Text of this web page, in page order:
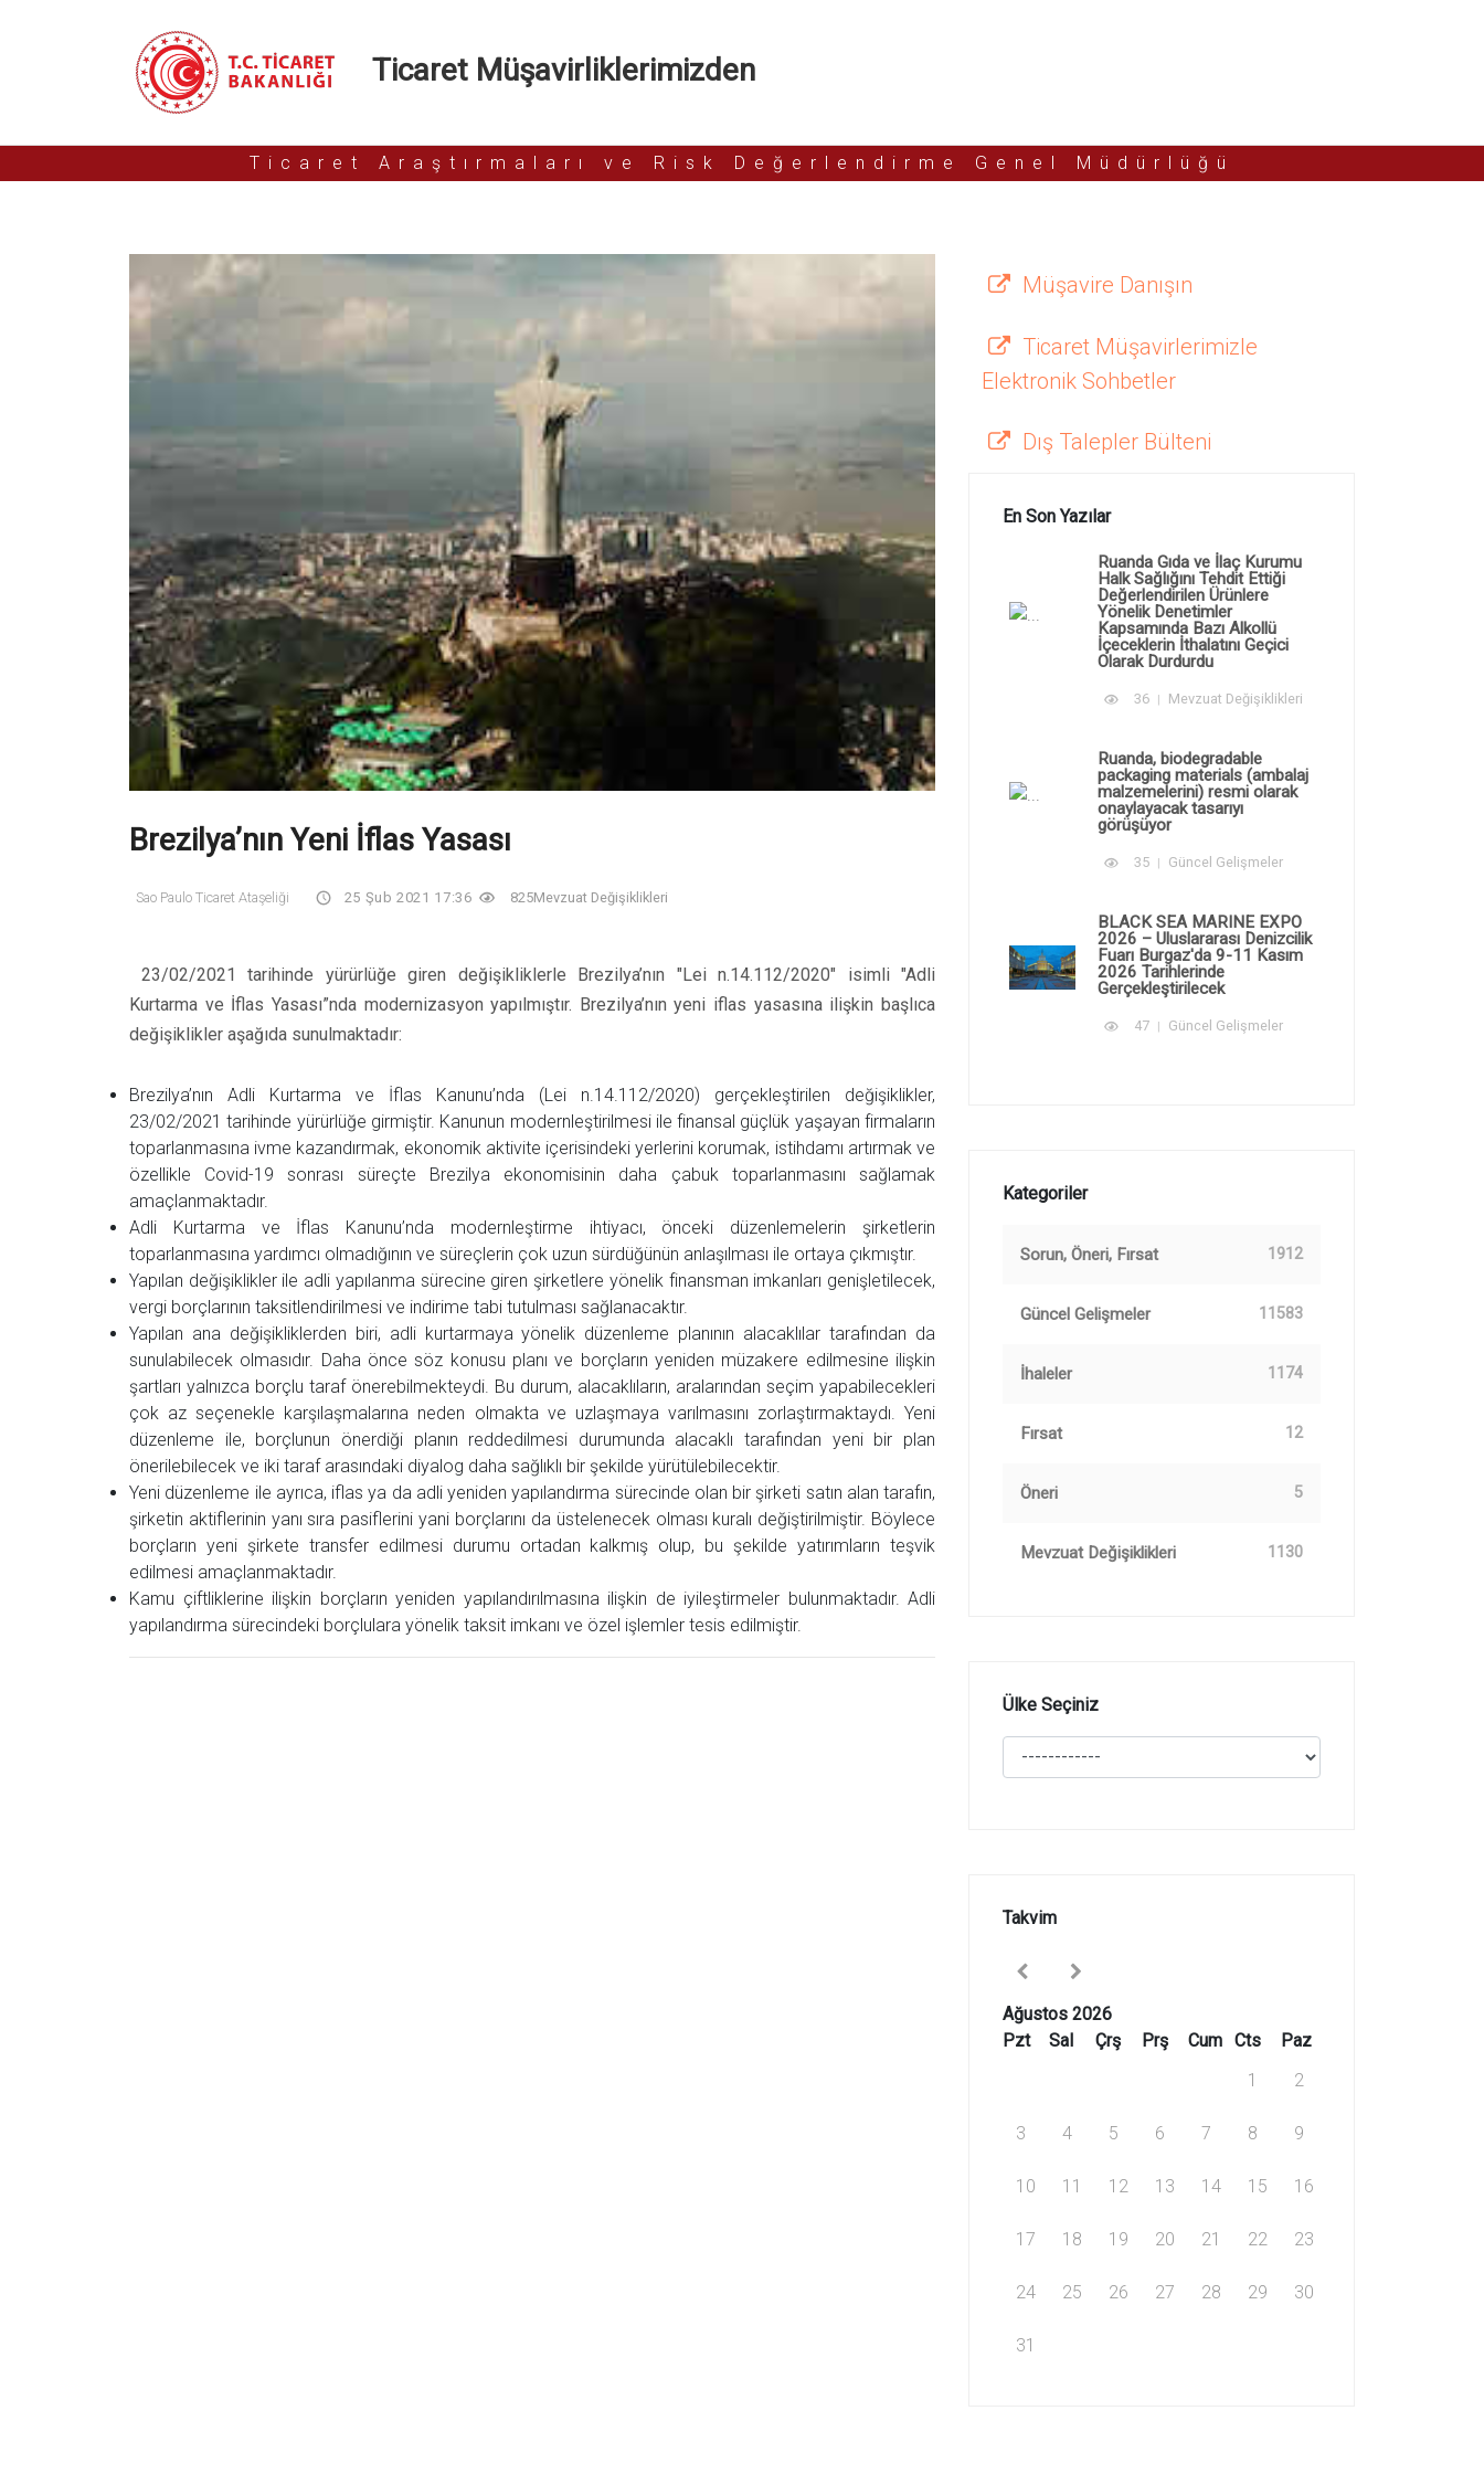
Ticaret Müşavirliklerimizden
Ticaret Araştırmaları ve Risk Değerlendirme Genel Müdürlüğü
Brezilya’nın Yeni İflas Yasası
Sao Paulo Ticaret Ataşeliği 25 Şub 2021 17:36 825Mevzuat Değişiklikleri
23/02/2021 tarihinde yürürlüğe giren değişikliklerle Brezilya’nın "Lei n.14.112/2020" isimli "Adli
Kurtarma ve İflas Yasası”nda modernizasyon yapılmıştır. Brezilya’nın yeni iflas yasasına ilişkin başlıca
değişiklikler aşağıda sunulmaktadır:
Brezilya’nın Adli Kurtarma ve İflas Kanunu’nda (Lei n.14.112/2020) gerçekleştirilen değişiklikler,
23/02/2021 tarihinde yürürlüğe girmiştir. Kanunun modernleştirilmesi ile finansal güçlük yaşayan firmaların
toparlanmasına ivme kazandırmak, ekonomik aktivite içerisindeki yerlerini korumak, istihdamı artırmak ve
özellikle Covid-19 sonrası süreçte Brezilya ekonomisinin daha çabuk toparlanmasını sağlamak
amaçlanmaktadır.
Adli Kurtarma ve İflas Kanunu’nda modernleştirme ihtiyacı, önceki düzenlemelerin şirketlerin
toparlanmasına yardımcı olmadığının ve süreçlerin çok uzun sürdüğünün anlaşılması ile ortaya çıkmıştır.
Yapılan değişiklikler ile adli yapılanma sürecine giren şirketlere yönelik finansman imkanları genişletilecek,
vergi borçlarının taksitlendirilmesi ve indirime tabi tutulması sağlanacaktır.
Yapılan ana değişikliklerden biri, adli kurtarmaya yönelik düzenleme planının alacaklılar tarafından da
sunulabilecek olmasıdır. Daha önce söz konusu planı ve borçların yeniden müzakere edilmesine ilişkin
şartları yalnızca borçlu taraf önerebilmekteydi. Bu durum, alacaklıların, aralarından seçim yapabilecekleri
çok az seçenekle karşılaşmalarına neden olmakta ve uzlaşmaya varılmasını zorlaştırmaktaydı. Yeni
düzenleme ile, borçlunun önerdiği planın reddedilmesi durumunda alacaklı tarafından yeni bir plan
önerilebilecek ve iki taraf arasındaki diyalog daha sağlıklı bir şekilde yürütülebilecektir.
Yeni düzenleme ile ayrıca, iflas ya da adli yeniden yapılandırma sürecinde olan bir şirketi satın alan tarafın,
şirketin aktiflerinin yanı sıra pasiflerini yani borçlarını da üstelenecek olması kuralı değiştirilmiştir. Böylece
borçların yeni şirkete transfer edilmesi durumu ortadan kalkmış olup, bu şekilde yatırımların teşvik
edilmesi amaçlanmaktadır.
Kamu çiftliklerine ilişkin borçların yeniden yapılandırılmasına ilişkin de iyileştirmeler bulunmaktadır. Adli
yapılandırma sürecindeki borçlulara yönelik taksit imkanı ve özel işlemler tesis edilmiştir.
Müşavire Danışın
Ticaret Müşavirlerimizle
Elektronik Sohbetler
Dış Talepler Bülteni
En Son Yazılar
Ruanda Gıda ve İlaç Kurumu
Halk Sağlığını Tehdit Ettiği
Değerlendirilen Ürünlere
Yönelik Denetimler
Kapsamında Bazı Alkollü
İçeceklerin İthalatını Geçici
Olarak Durdurdu
36 Mevzuat Değişiklikleri
Ruanda, biodegradable
packaging materials (ambalaj
malzemelerini) resmi olarak
onaylayacak tasarıyı
görüşüyor
35 Güncel Gelişmeler
BLACK SEA MARINE EXPO
2026 – Uluslararası Denizcilik
Fuarı Burgaz'da 9-11 Kasım
2026 Tarihlerinde
Gerçekleştirilecek
47 Güncel Gelişmeler
Kategoriler
Sorun, Öneri, Fırsat 1912
Güncel Gelişmeler 11583
İhaleler 1174
Fırsat 12
Öneri 5
Mevzuat Değişiklikleri 1130
Ülke Seçiniz
Takvim
Ağustos 2026
Pzt
Sal Çrş Prş Cum Cts
Paz
1
2
3 4 5 6 7 8 9
10 11 12 13 14 15 16
17 18 19 20 21 22 23
24 25 26 27 28 29 30
31